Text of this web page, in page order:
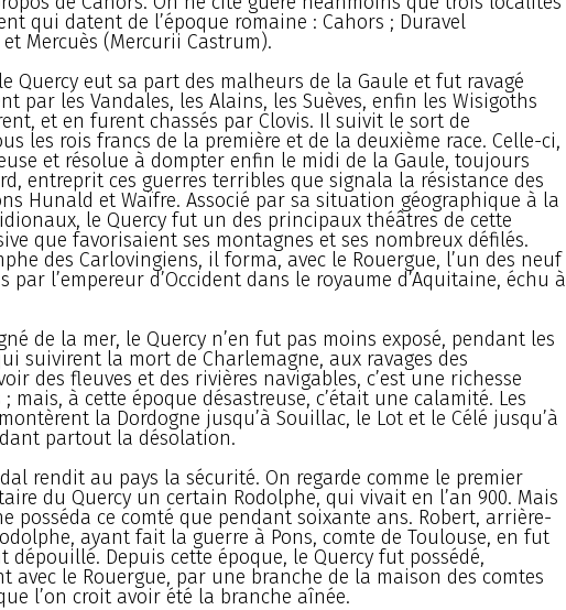
qui datent de l’époque romaine : Cahors ; Duravel
Mercuès (Mercurii Castrum).
Quercy eut sa part des malheurs de la Gaule et fut ravagé
par les Vandales, les Alains, les Suèves, enfin les Wisigoths
et en furent chassés par Clovis. Il suivit le sort de
les rois francs de la première et de la deuxième race. Celle-ci,
et résolue à dompter enfin le midi de la Gaule, toujours
entreprit ces guerres terribles que signala la résistance des
Hunald et Waïfre. Associé par sa situation géographique à la
le Quercy fut un des principaux théâtres de cette
que favorisaient ses montagnes et ses nombreux défilés.
des Carlovingiens, il forma, avec le Rouergue, l’un des neuf
par l’empereur d’Occident dans le royaume d’Aquitaine, échu à
de la mer, le Quercy n’en fut pas moins exposé, pendant les
suivirent la mort de Charlemagne, aux ravages des
des fleuves et des rivières navigables, c’est une richesse
mais, à cette époque désastreuse, c’était une calamité. Les
la Dordogne jusqu’à Souillac, le Lot et le Célé jusqu’à
partout la désolation.
rendit au pays la sécurité. On regarde comme le premier
du Quercy un certain Rodolphe, qui vivait en l’an 900. Mais
posséda ce comté que pendant soixante ans. Robert, arrière-
ayant fait la guerre à Pons, comte de Toulouse, en fut
dépouillé. Depuis cette époque, le Quercy fut possédé,
avec le Rouergue, par une branche de la maison des comtes
l’on croit avoir été la branche aînée.